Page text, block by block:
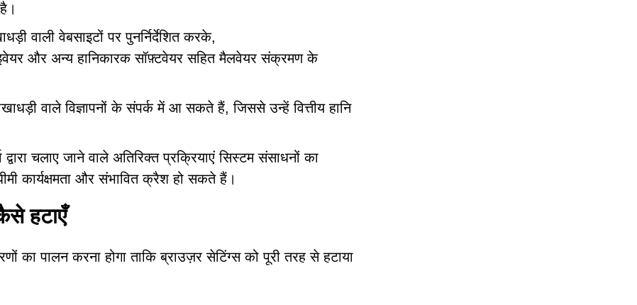
वाली वेबसाइटों पर पुनर्निर्देशित करके,
और अन्य हानिकारक सॉफ़्टवेयर सहित मैलवेयर संक्रमण के
वाले विज्ञापनों के संपर्क में आ सकते हैं, जिससे उन्हें वित्तीय हानि
चलाए जाने वाले अतिरिक्त प्रक्रियाएं सिस्टम संसाधनों का
कार्यक्षमता और संभावित क्रैश हो सकते हैं।
हटाएँ
पालन करना होगा ताकि ब्राउज़र सेटिंग्स को पूरी तरह से हटाया